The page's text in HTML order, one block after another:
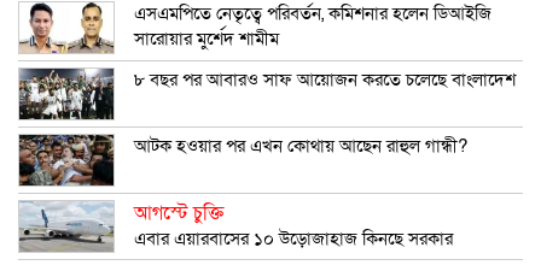
এসএমপিতে নেতৃত্বে পরিবর্তন, কমিশনার হলেন ডিআইজি
সারোয়ার মুর্শেদ শামীম
৮ বছর পর আবারও সাফ আয়োজন করতে চলেছে বাংলাদেশ
আটক হওয়ার পর এখন কোথায় আছেন রাহুল গান্ধী?
আগস্টে চুক্তি
এবার এয়ারবাসের ১০ উড়োজাহাজ কিনছে সরকার